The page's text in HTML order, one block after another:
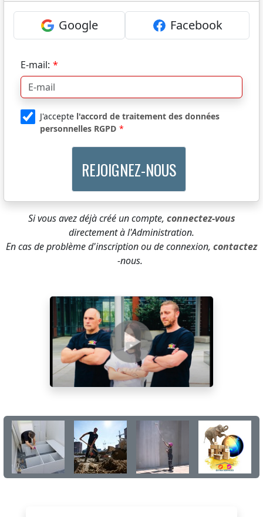
Google Facebook
E-mail:
J'accepte l'accord de traitement des données
personnelles RGPD
Si vous avez déjà créé un compte, connectez-vous
directement à l'Administration.
En cas de problème d'inscription ou de connexion, contactez
-nous.